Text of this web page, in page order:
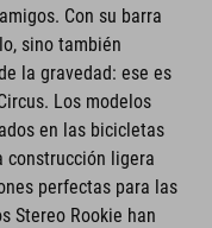
Con su barra
sino también
la gravedad: ese es
Los modelos
en las bicicletas
construcción ligera
perfectas para las
Stereo Rookie han